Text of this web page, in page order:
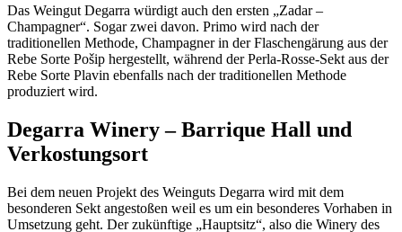
Das Weingut Degarra würdigt auch den ersten „Zadar –
Champagner“. Sogar zwei davon. Primo wird nach der
traditionellen Methode, Champagner in der Flaschengärung aus der
Rebe Sorte Pošip hergestellt, während der Perla-Rosse-Sekt aus der
Rebe Sorte Plavin ebenfalls nach der traditionellen Methode
produziert wird.
Degarra Winery – Barrique Hall und
Verkostungsort
Bei dem neuen Projekt des Weinguts Degarra wird mit dem
besonderen Sekt angestoßen weil es um ein besonderes Vorhaben in
Umsetzung geht. Der zukünftige „Hauptsitz“, also die Winery des